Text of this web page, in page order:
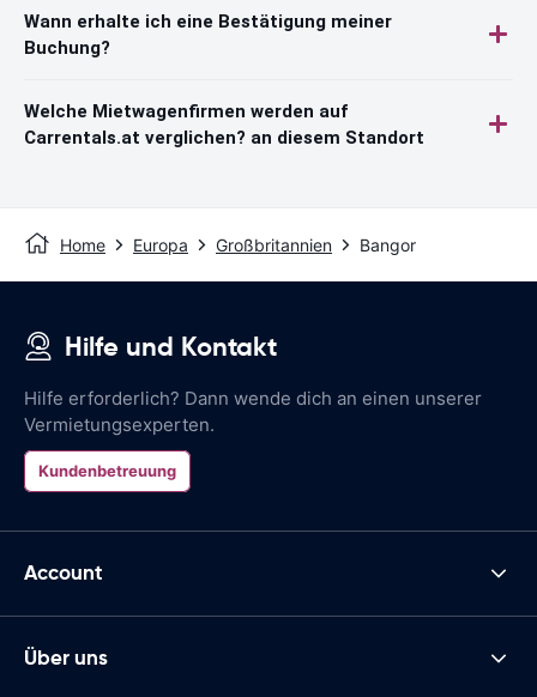
Wann erhalte ich eine Bestätigung meiner
Buchung?
Welche Mietwagenfirmen werden auf
Carrentals.at verglichen? an diesem Standort
Home Europa Großbritannien Bangor
Hilfe und Kontakt
Hilfe erforderlich? Dann wende dich an einen unserer
Vermietungsexperten.
Kundenbetreuung
Account
Über uns